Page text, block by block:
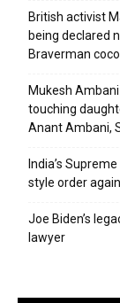
British activist
being declared
Braverman
Mukesh
touching
Anant Ambani,
India’s
style order
Joe Biden’s
lawyer